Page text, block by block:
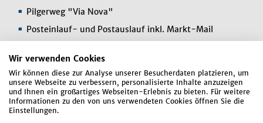
Wir verwenden Cookies
Wir können diese zur Analyse unserer Besucherdaten platzieren, um
unsere Webseite zu verbessern, personalisierte Inhalte anzuzeigen
und Ihnen ein großartiges Webseiten-Erlebnis zu bieten. Für weitere
Informationen zu den von uns verwendeten Cookies öffnen Sie die
Einstellungen.
Pilgerweg "Via Nova"
Posteinlauf- und Postauslauf inkl. Markt-Mail
Social Media
Termine Bürgermeister
Veranstaltungen
Verwaltung der Presseberichte